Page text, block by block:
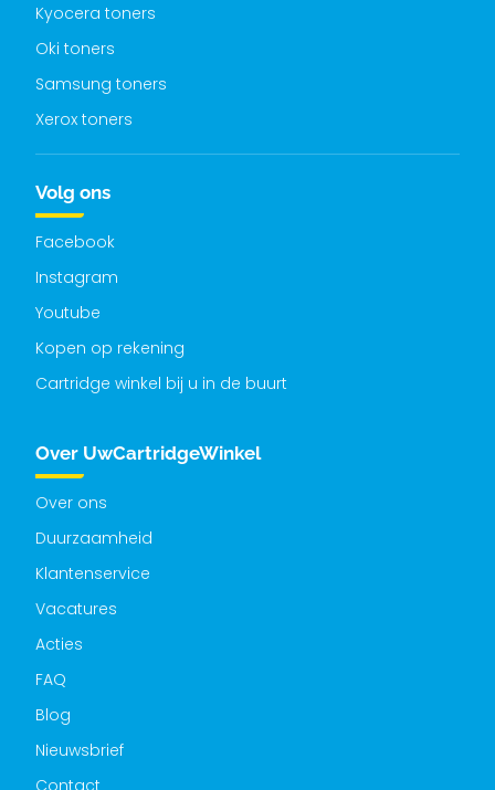
Kyocera toners
Oki toners
Samsung toners
Xerox toners
Volg ons
Facebook
Instagram
Youtube
Kopen op rekening
Cartridge winkel bij u in de buurt
Over UwCartridgeWinkel
Over ons
Duurzaamheid
Klantenservice
Vacatures
Acties
FAQ
Blog
Nieuwsbrief
Contact